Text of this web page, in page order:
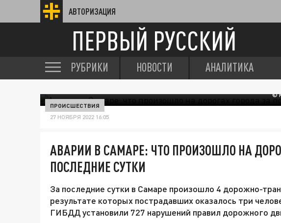
АВТОРИЗАЦИЯ
ПЕРВЫЙ РУССКИЙ
РУБРИКИ НОВОСТИ АНАЛИТИКА
©
ПРОИСШЕСТВИЯ
27 НОЯБРЯ 2022 16:05
АВАРИИ В САМАРЕ: ЧТО ПРОИЗОШЛО НА
ПОСЛЕДНИЕ СУТКИ
За последние сутки в Самаре произошло 4 дорожно-
результате которых пострадавших оказалось три
ГИБДД установили 727 нарушений правил дорожного